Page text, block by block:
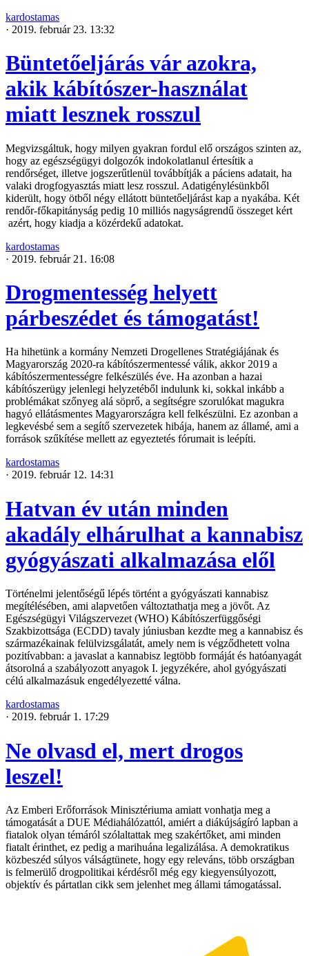
kardostamas
· 2019. február 23. 13:32
Büntetőeljárás vár azokra,
akik kábítószer-használat
miatt lesznek rosszul
Megvizsgáltuk, hogy milyen gyakran fordul elő országos szinten az,
hogy az egészségügyi dolgozók indokolatlanul értesítik a
rendőrséget, illetve jogszerűtlenül továbbítják a páciens adatait, ha
valaki drogfogyasztás miatt lesz rosszul. Adatigénylésünkből
kiderült, hogy ötből négy ellátott büntetőeljárást kap a nyakába. Két
rendőr-főkapitányság pedig 10 milliós nagyságrendű összeget kért
azért, hogy kiadja a közérdekű adatokat.
kardostamas
· 2019. február 21. 16:08
Drogmentesség helyett
párbeszédet és támogatást!
Ha hihetünk a kormány Nemzeti Drogellenes Stratégiájának és
Magyarország 2020-ra kábítószermentessé válik, akkor 2019 a
kábítószermentességre felkészülés éve. Ha azonban a hazai
kábítószerügy jelenlegi helyzetéből indulunk ki, sokkal inkább a
problémákat szőnyeg alá söprő, a segítségre szorulókat magukra
hagyó ellátásmentes Magyarországra kell felkészülni. Ez azonban a
legkevésbé sem a segítő szervezetek hibája, hanem az államé, ami a
források szűkítése mellett az egyeztetés fórumait is leépíti.
kardostamas
· 2019. február 12. 14:31
Hatvan év után minden
akadály elhárulhat a kannabisz
gyógyászati alkalmazása elől
Történelmi jelentőségű lépés történt a gyógyászati kannabisz
megítélésében, ami alapvetően változtathatja meg a jövőt. Az
Egészségügyi Világszervezet (WHO) Kábítószerfüggőségi
Szakbizottsága (ECDD) tavaly júniusban kezdte meg a kannabisz és
származékainak felülvizsgálatát, amely nem is végződhetett volna
pozitívabban: a javaslat a kannabisz legtöbb formáját és hatóanyagát
átsorolná a szabályozott anyagok I. jegyzékére, ahol gyógyászati
célú alkalmazásuk engedélyezetté válna.
kardostamas
· 2019. február 1. 17:29
Ne olvasd el, mert drogos
leszel!
Az Emberi Erőforrások Minisztériuma amiatt vonhatja meg a
támogatását a DUE Médiahálózattól, amiért a diákújságíró lapban a
fiatalok olyan témáról szólaltattak meg szakértőket, ami minden
fiatalt érinthet, ez pedig a marihuána legalizálása. A demokratikus
közbeszéd súlyos válságtünete, hogy egy releváns, több országban
is felmerülő drogpolitikai kérdésről még egy kiegyensúlyozott,
objektív és pártatlan cikk sem jelenhet meg állami támogatással.